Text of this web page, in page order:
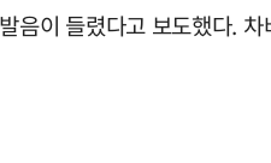
이 들렸다고 보도했다.